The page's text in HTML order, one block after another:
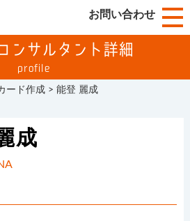
お問い合わせ
ンサルタント詳細
profile
ード作成 > 能登 麗成
成